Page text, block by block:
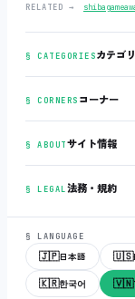
RELATED →
§ CATEGORIESカテゴリ
§ CORNERS コーナー
§ ABOUTサイト情報
§ LEGAL法務・規約
§ LANGUAGE
🇯🇵日本語 🇺🇸
🇰🇷한국어 🇻🇳